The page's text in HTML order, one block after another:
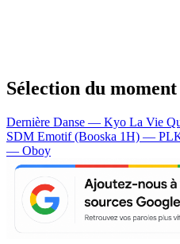
Sélection du moment
Dernière Danse — Kyo La Vie
SDM Emotif (Booska 1H) —
— Oboy